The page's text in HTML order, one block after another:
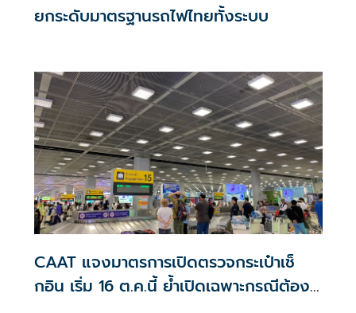
ยกระดับมาตรฐานรถไฟไทยทั้งระบบ
CAAT แจงมาตรการเปิดตรวจกระเป๋าเช็
กอิน เริ่ม 16 ต.ค.นี้ ย้ำเปิดเฉพาะกรณีต้อง